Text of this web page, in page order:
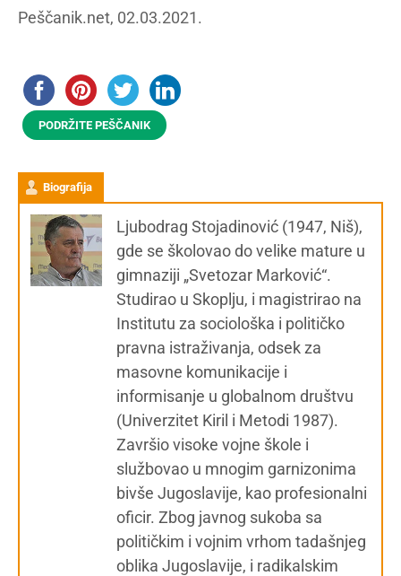
Peščanik.net, 02.03.2021.
PODRŽITE PEŠČANIK
Biografija
Ljubodrag Stojadinović (1947, Niš),
gde se školovao do velike mature u
gimnaziji „Svetozar Marković“.
Studirao u Skoplju, i magistrirao na
Institutu za sociološka i političko
pravna istraživanja, odsek za
masovne komunikacije i
informisanje u globalnom društvu
(Univerzitet Kiril i Metodi 1987).
Završio visoke vojne škole i
službovao u mnogim garnizonima
bivše Jugoslavije, kao profesionalni
oficir. Zbog javnog sukoba sa
političkim i vojnim vrhom tadašnjeg
oblika Jugoslavije, i radikalskim